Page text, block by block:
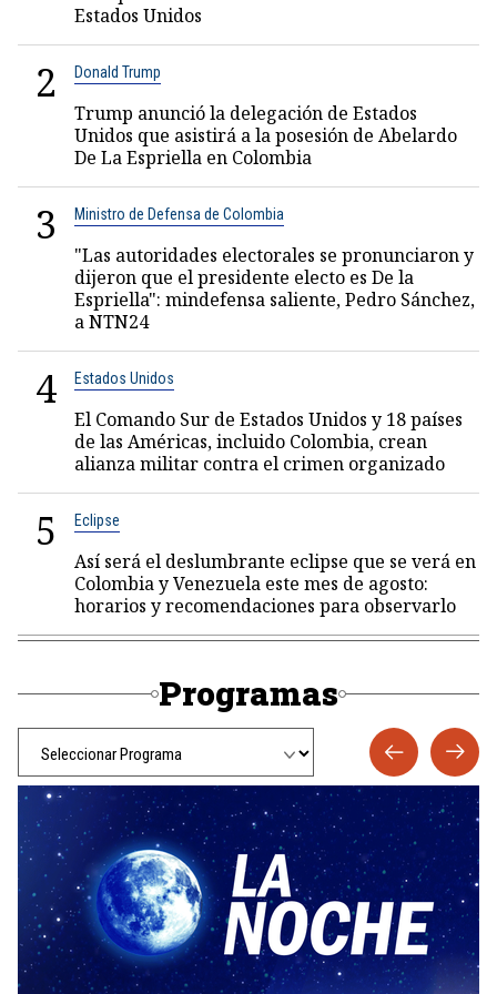
Estados Unidos
2 Donald Trump
Trump anunció la delegación de Estados
Unidos que asistirá a la posesión de Abelardo
De La Espriella en Colombia
3 Ministro de Defensa de Colombia
"Las autoridades electorales se pronunciaron y
dijeron que el presidente electo es De la
Espriella": mindefensa saliente, Pedro Sánchez,
a NTN24
4 Estados Unidos
El Comando Sur de Estados Unidos y 18 países
de las Américas, incluido Colombia, crean
alianza militar contra el crimen organizado
5 Eclipse
Así será el deslumbrante eclipse que se verá en
Colombia y Venezuela este mes de agosto:
horarios y recomendaciones para observarlo
Programas